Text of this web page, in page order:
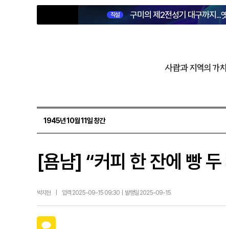
직설 구미의 제2전성기 대구까지...
사람과 지역의 가
1945년 10월 11일 창간
[욤냠] “커피 한 잔에 빵
박지현 입력 2025-09-15 09:30 | 발행일 2025-09-15